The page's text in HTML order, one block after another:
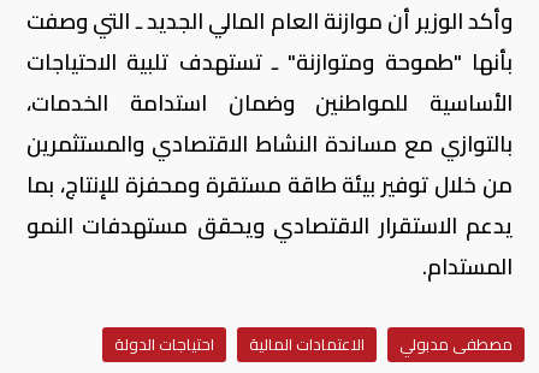
وأكد الوزير أن موازنة العام المالي الجديد ـ التي وصفت
بأنها "طموحة ومتوازنة" ـ تستهدف تلبية الاحتياجات
الأساسية للمواطنين وضمان استدامة الخدمات،
بالتوازي مع مساندة النشاط الاقتصادي والمستثمرين
من خلال توفير بيئة طاقة مستقرة ومحفزة للإنتاج، بما
يدعم الاستقرار الاقتصادي ويحقق مستهدفات النمو
المستدام.
مصطفى مدبولي الاعتمادات المالية
احتياجات الدولة